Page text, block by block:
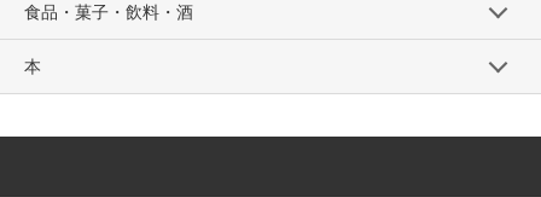
食品・菓子・飲料・酒
本